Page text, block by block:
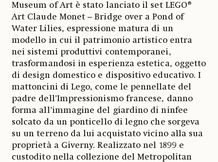
Museum of Art è stato lanciato il set LEGO®
Art Claude Monet – Bridge over a Pond of
Water Lilies, espressione matura di un
modello in cui il patrimonio artistico entra
nei sistemi produttivi contemporanei,
trasformandosi in esperienza estetica, oggetto
di design domestico e dispositivo educativo. I
mattoncini di Lego, come le pennellate del
padre dell’Impressionismo francese, danno
forma all’immagine del giardino di ninfee
solcato da un ponticello di legno che sorgeva
su un terreno da lui acquistato vicino alla sua
proprietà a Giverny. Realizzato nel 1899 e
custodito nella collezione del Metropolitan